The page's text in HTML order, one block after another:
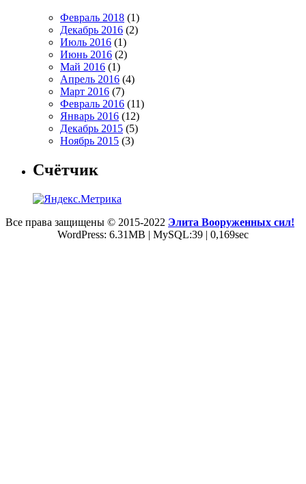
Февраль 2018 (1)
Декабрь 2016 (2)
Июль 2016 (1)
Июнь 2016 (2)
Май 2016 (1)
Апрель 2016 (4)
Март 2016 (7)
Февраль 2016 (11)
Январь 2016 (12)
Декабрь 2015 (5)
Ноябрь 2015 (3)
Счётчик
Все права защищены © 2015-2022 Элита Вооруженных сил!
WordPress: 6.31MB | MySQL:39 | 0,169sec